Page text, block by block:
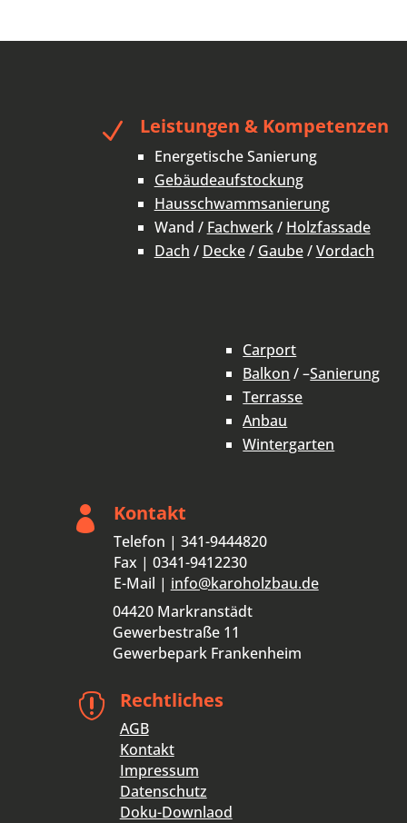
N Leistungen & Kompetenzen
Energetische Sanierung
Gebäudeaufstockung
Hausschwammsanierung
Wand / Fachwerk/ Holzfassade
Dach / Decke/ Gaube/Vordach
Carport
Balkon / –Sanierung
Terrasse
Anbau
Wintergarten
 Kontakt
Telefon | 341-9444820
Fax | 0341-9412230
E-Mail | info@karoholzbau.de
04420 Markranstädt
Gewerbestraße 11
Gewerbepark Frankenheim
 Rechtliches
AGB
Kontakt
Impressum
Datenschutz
Doku-Downlaod